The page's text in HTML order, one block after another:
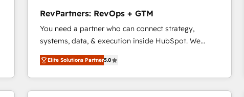
based engagements and ongoing RevOps
partnerships, we guide organizations through the
revenue maturity model - delivering the right
improvements at the right time so operations
evolve strategically and sustainably as the business
grows.
RevPartners: RevOps + GTM
You need a partner who can connect strategy,
systems, data, & execution inside HubSpot. We
bridge the gap where most agencies fall short by
combining GTM strategy with technical execution to
solve the right problem with the right solution. As the
only firm in the world to hold Elite Partner
Elite Solutions Partner5.0